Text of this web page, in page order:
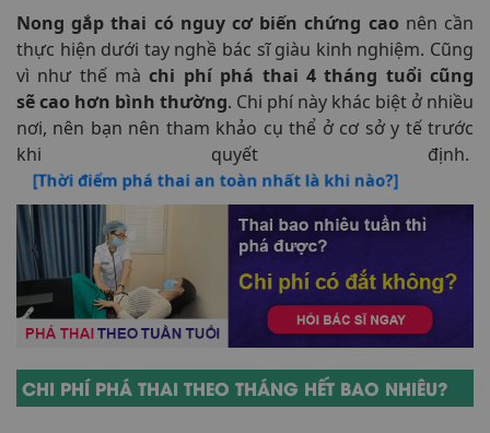
Nong gắp thai có nguy cơ biến chứng cao nên cần
thực hiện dưới tay nghề bác sĩ giàu kinh nghiệm. Cũng
vì như thế màchi phí phá thai 4 tháng tuổi cũng
sẽ cao hơn bình thường. Chi phí này khác biệt ở nhiều
nơi, nên bạn nên tham khảo cụ thể ở cơ sở y tế trước
khi quyết định.
[Thời điểm phá thai an toàn nhất là khi nào?]
CHI PHÍ PHÁ THAI THEO THÁNG HẾT BAO NHIÊU?